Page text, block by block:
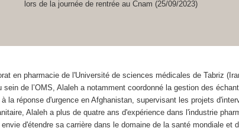
lors de la journée de rentrée au Cnam (25/09/2023)
en pharmacie de l'Université de sciences médicales de Tabriz
de l’OMS, Alaleh a notamment coordonné la gestion des
la réponse d'urgence en Afghanistan, supervisant les projets
Alaleh a plus de quatre ans d'expérience dans l'industrie
d'étendre sa carrière dans le domaine de la santé mondiale